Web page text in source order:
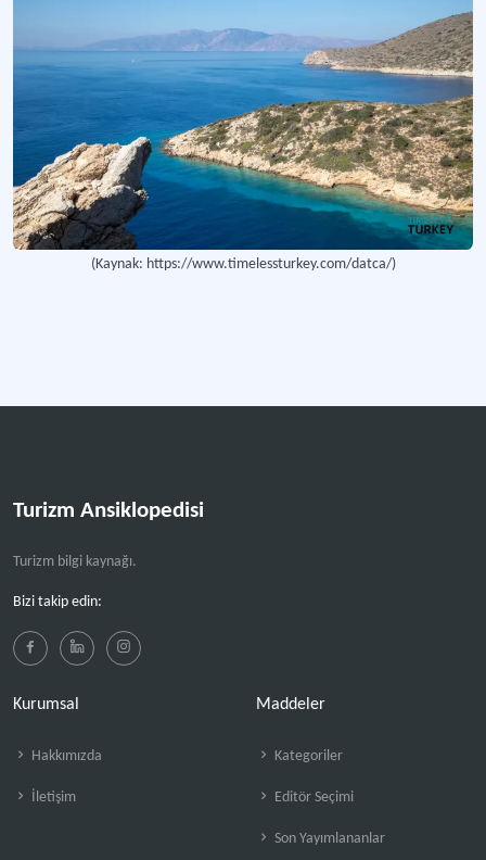
(Kaynak: https://www.timelessturkey.com/datca/)
Turizm Ansiklopedisi
Turizm bilgi kaynağı.
Bizi takip edin:
Kurumsal
Hakkımızda
İletişim
Maddeler
Kategoriler
Editör Seçimi
Son Yayımlananlar